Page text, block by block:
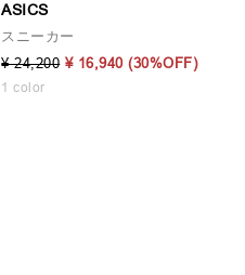
ASICS
スニーカー
¥ 24,200 ¥ 16,940 (30%OFF)
1 color